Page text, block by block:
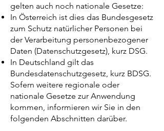
gelten auch noch nationale Gesetze:
In Österreich ist dies das Bundesgesetz
zum Schutz natürlicher Personen bei
der Verarbeitung personenbezogener
Daten (Datenschutzgesetz), kurz DSG.
In Deutschland gilt das
Bundesdatenschutzgesetz, kurz BDSG.
Sofern weitere regionale oder
nationale Gesetze zur Anwendung
kommen, informieren wir Sie in den
folgenden Abschnitten darüber.